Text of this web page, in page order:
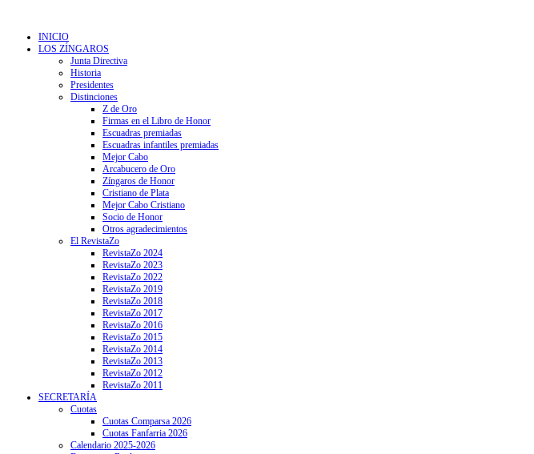
INICIO
LOS ZÍNGAROS
Junta Directiva
Historia
Presidentes
Distinciones
Z de Oro
Firmas en el Libro de Honor
Escuadras premiadas
Escuadras infantiles premiadas
Mejor Cabo
Arcabucero de Oro
Zíngaros de Honor
Cristiano de Plata
Mejor Cabo Cristiano
Socio de Honor
Otros agradecimientos
El RevistaZo
RevistaZo 2024
RevistaZo 2023
RevistaZo 2022
RevistaZo 2019
RevistaZo 2018
RevistaZo 2017
RevistaZo 2016
RevistaZo 2015
RevistaZo 2014
RevistaZo 2013
RevistaZo 2012
RevistaZo 2011
SECRETARÍA
Cuotas
Cuotas Comparsa 2026
Cuotas Fanfarria 2026
Calendario 2025-2026